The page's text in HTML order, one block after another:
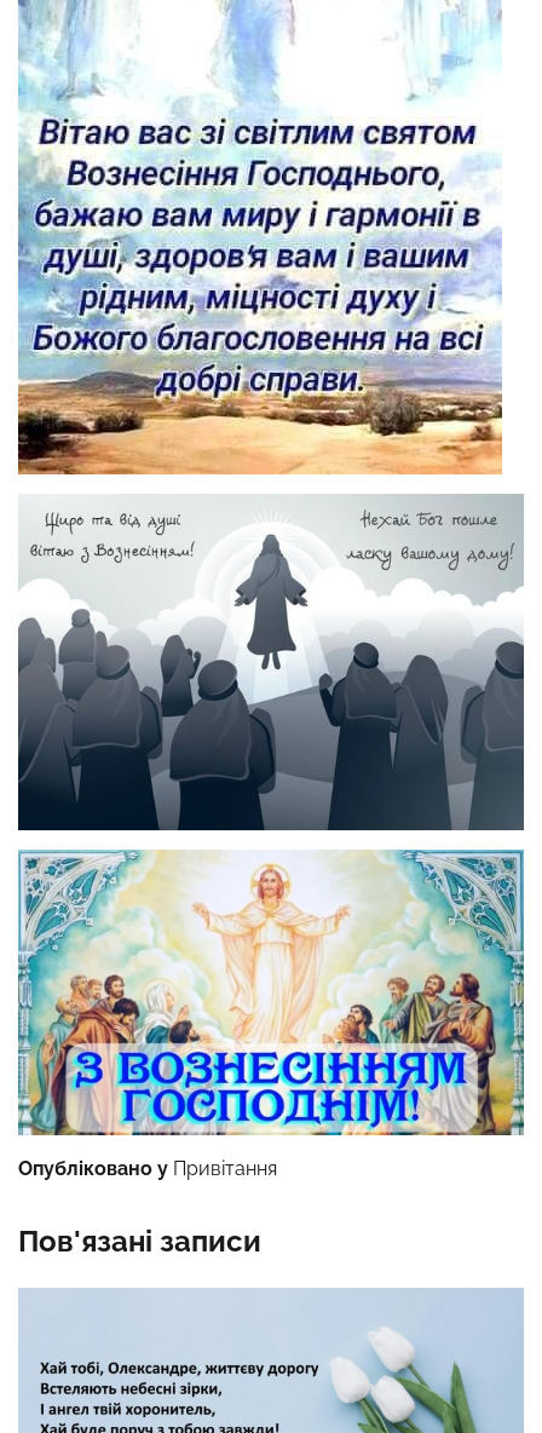
Опубліковано у Привітання
Пов'язані записи